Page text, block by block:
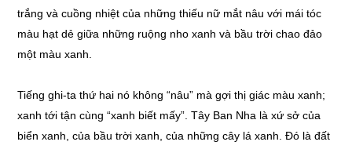
trắng và cuồng nhiệt của những thiếu nữ mắt nâu với mái tóc
màu hạt dẻ giữa những ruộng nho xanh và bầu trời chao đảo
một màu xanh.
Tiếng ghi-ta thứ hai nó không “nâu” mà gợi thị giác màu xanh;
xanh tới tận cùng “xanh biết mấy”. Tây Ban Nha là xứ sở của
biển xanh, của bầu trời xanh, của những cây lá xanh. Đó là đất